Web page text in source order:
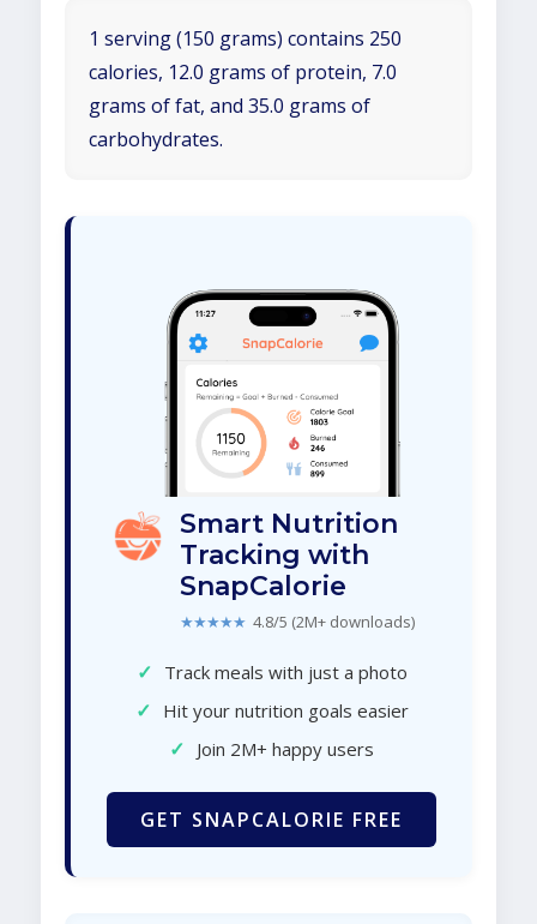
1 serving (150 grams) contains 250
calories, 12.0 grams of protein, 7.0
grams of fat, and 35.0 grams of
carbohydrates.
Smart Nutrition
Tracking with
SnapCalorie
★★★★★ 4.8/5 (2M+ downloads)
✓ Track meals with just a photo
✓ Hit your nutrition goals easier
✓ Join 2M+ happy users
GET SNAPCALORIE FREE